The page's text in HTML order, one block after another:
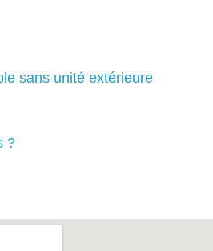
sans unité extérieure
?